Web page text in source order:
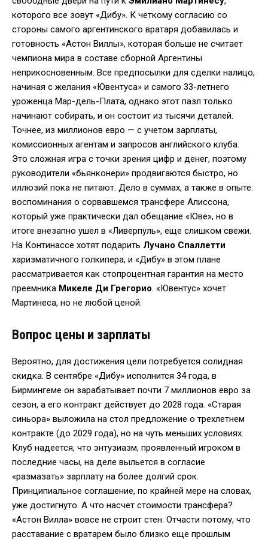
которого все зовут «Дибу». К четкому согласию со
стороны самого аргентинского вратаря добавилась и
готовность «Астон Виллы», которая больше не считает
чемпиона мира в составе сборной Аргентины
неприкосновенным. Все предпосылки для сделки налицо,
начиная с желания «Ювентуса» и самого 33-летнего
уроженца Мар-дель-Плата, однако этот пазл только
начинают собирать, и он состоит из тысячи деталей.
Точнее, из миллионов евро — с учетом зарплаты,
комиссионных агентам и запросов английского клуба.
Это сложная игра с точки зрения цифр и денег, поэтому
руководители «бьянконери» продвигаются быстро, но
иллюзий пока не питают. Дело в суммах, а также в опыте:
воспоминания о сорвавшемся трансфере Алиссона,
который уже практически дал обещание «Юве», но в
итоге внезапно ушел в «Ливерпуль», еще слишком свежи.
На Континассе хотят подарить Лучано Спаллетти
харизматичного голкипера, и «Дибу» в этом плане
рассматривается как стопроцентная гарантия на место
преемника Микеле Ди Грегорио. «Ювентус» хочет
Мартинеса, но не любой ценой.
Вопрос цены и зарплаты
Вероятно, для достижения цели потребуется солидная
скидка. В сентябре «Дибу» исполнится 34 года, в
Бирмингеме он зарабатывает почти 7 миллионов евро за
сезон, а его контракт действует до 2028 года. «Старая
синьора» выложила на стол предложение о трехлетнем
контракте (до 2029 года), но на чуть меньших условиях.
Клуб надеется, что энтузиазм, проявленный игроком в
последние часы, на деле выльется в согласие
«размазать» зарплату на более долгий срок.
Принципиальное соглашение, по крайней мере на словах,
уже достигнуто. А что насчет стоимости трансфера?
«Астон Вилла» вовсе не строит стен. Отчасти потому, что
расставание с вратарем было близко еще прошлым